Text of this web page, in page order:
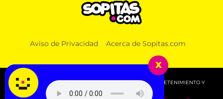
¿A qué hora y dónde ver la clausura de los Juegos
Aviso de Privacidad Acerca de Sopitas.com
© 2026 SOPITAS.COM - MÚSICA, NOTICIAS, DEPORTES, ENTRETENIMIENTO Y
MÁS!.
x